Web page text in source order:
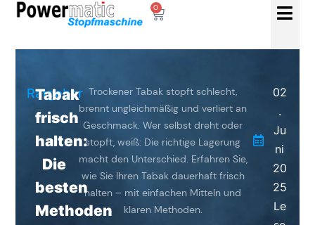
0
Ratgeber
Tabak
frisch
halten:
Die
besten
Methoden
Trockener Tabak stopft schlecht,
brennt ungleichmäßig und verliert an
Geschmack. Wer selbst dreht oder
stopft, weiß: Die richtige Lagerung
macht den Unterschied. Erfahren Sie,
wie Sie Ihren Tabak dauerhaft frisch
halten – mit einfachen Mitteln und
klaren Methoden.
02
.
Ju
ni
20
25
Le